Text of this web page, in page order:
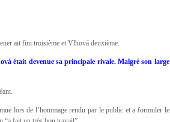
ait fini troisième et Vlhová deuxième.
était devenue sa principale rivale. Malgré son large
lors de l’hommage rendu par le public et a formuler le